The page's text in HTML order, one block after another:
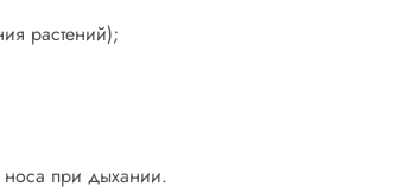
растений);
носа при дыхании.